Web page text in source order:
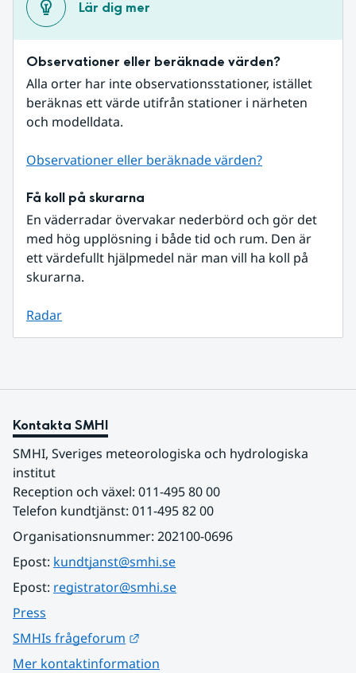
Lär dig mer
Observationer eller beräknade värden?
Alla orter har inte observationsstationer, istället
beräknas ett värde utifrån stationer i närheten
och modelldata.
Observationer eller beräknade värden?
Få koll på skurarna
En väderradar övervakar nederbörd och gör det
med hög upplösning i både tid och rum. Den är
ett värdefullt hjälpmedel när man vill ha koll på
skurarna.
Radar
Kontakta SMHI
SMHI, Sveriges meteorologiska och hydrologiska
institut
Reception och växel: 011-495 80 00
Telefon kundtjänst: 011-495 82 00
Organisationsnummer: 202100-0696
Epost: kundtjanst@smhi.se
Epost: registrator@smhi.se
Press
SMHIs frågeforum
Mer kontaktinformation